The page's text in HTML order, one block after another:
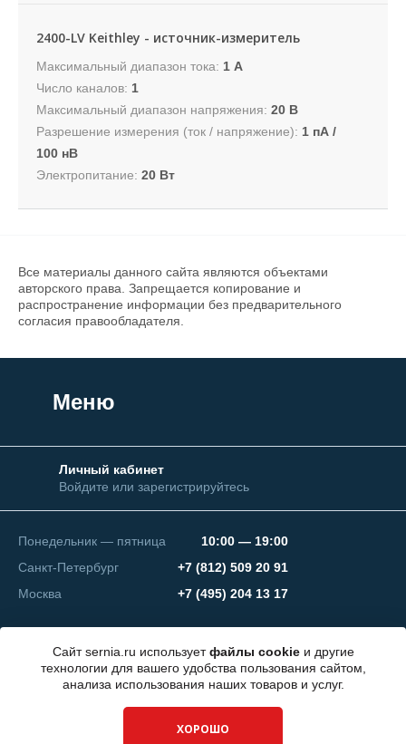
Сайт sernia.ru используетфайлы cookieи другие
технологии для вашего удобства пользования сайтом,
анализа использования наших товаров и услуг.
ХОРОШО
2400-LV Keithley - источник-измеритель
Максимальный диапазон тока: 1 A
Число каналов: 1
Максимальный диапазон напряжения: 20 В
Разрешение измерения (ток / напряжение): 1 пА /
100 нВ
Электропитание: 20 Вт
Все материалы данного сайта являются объектами
авторского права. Запрещается копирование и
распространение информации без предварительного
согласия правообладателя.
Меню
Личный кабинет
Войдите или зарегистрируйтесь
Понедельник — пятница
10:00 — 19:00
Санкт-Петербург
+7 (812) 509 20 91
Москва
+7 (495) 204 13 17